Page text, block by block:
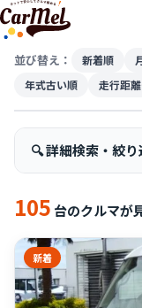
並び替え： 新着順
年式古い順
走行距
🔍 詳細検索・絞
105 台のクルマが
新着